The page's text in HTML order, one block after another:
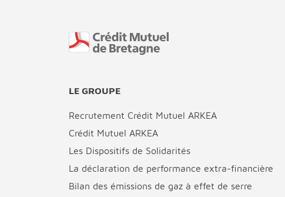
LE GROUPE
Recrutement Crédit Mutuel ARKEA
Crédit Mutuel ARKEA
Les Dispositifs de Solidarités
La déclaration de performance extra-financière
Bilan des émissions de gaz à effet de serre
Fin de page